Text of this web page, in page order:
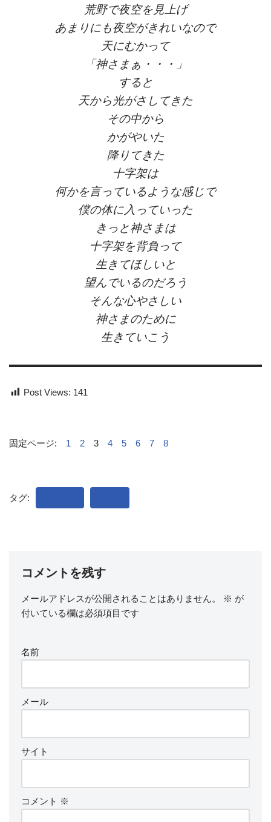
荒野で夜空を見上げ
あまりにも夜空がきれいなので
天にむかって
「神さまぁ・・・」
すると
天から光がさしてきた
その中から
かがやいた
降りてきた
十字架は
何かを言っているような感じで
僕の体に入っていった
きっと神さまは
十字架を背負って
生きてほしいと
望んでいるのだろう
そんな心やさしい
神さまのために
生きていこう
Post Views: 141
固定ページ: 1 2 3 4 5 6 7 8
タグ:
コメントを残す
メールアドレスが公開されることはありません。 ※ が
付いている欄は必須項目です
名前
メール
サイト
コメント ※